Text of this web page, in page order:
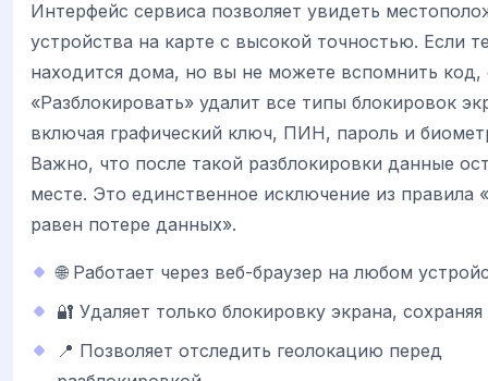
Интерфейс сервиса позволяет увидеть
устройства на карте с высокой точностью. Если
находится дома, но вы не можете вспомнить код,
«Разблокировать» удалит все типы блокировок
включая графический ключ, ПИН, пароль и
Важно, что после такой разблокировки данные
месте. Это единственное исключение из правила
равен потере данных».
🌐 Работает через веб-браузер на любом
🔐 Удаляет только блокировку экрана,
📍 Позволяет отследить геолокацию перед